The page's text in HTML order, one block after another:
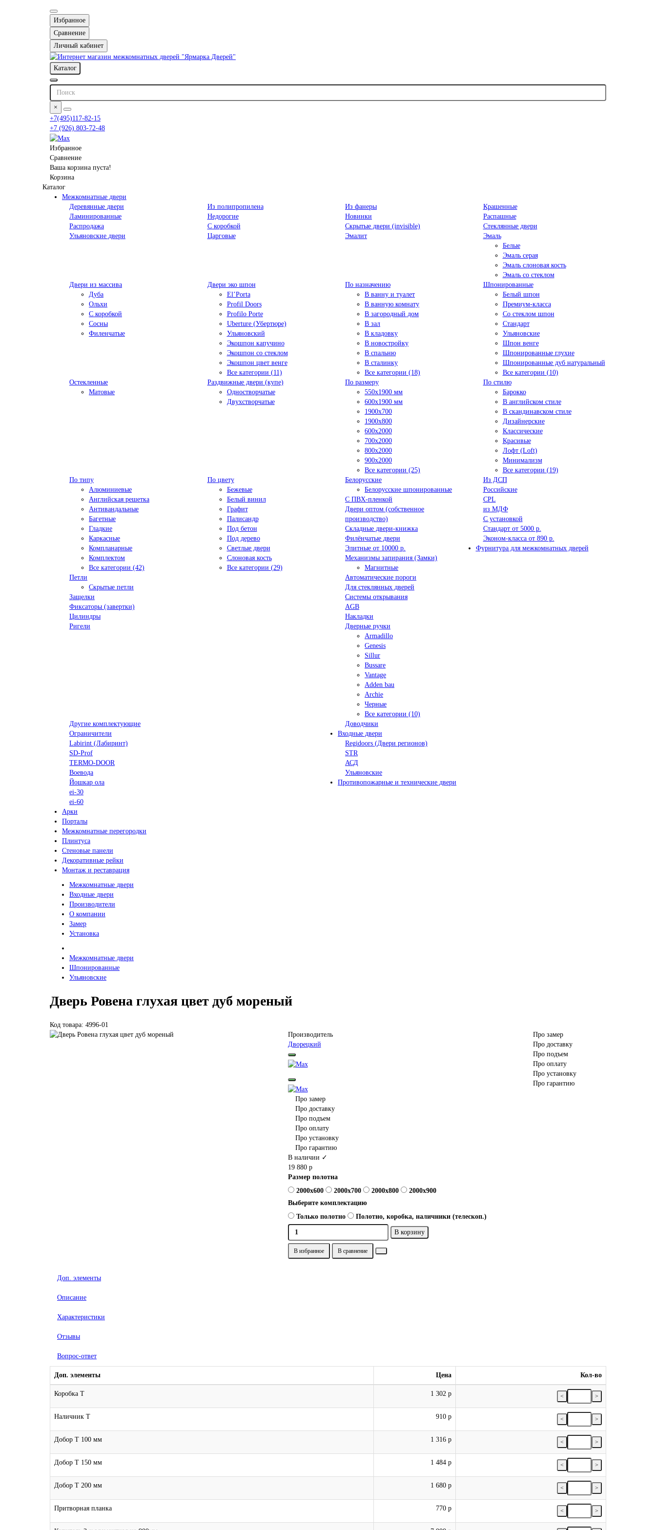
Избранное
Сравнение
Личный кабинет
Каталог
×
+7(495)117-82-15
+7 (926) 803-72-48
Избранное
Сравнение
Ваша корзина пуста!
Корзина
Каталог
Межкомнатные двери
Деревянные двери
Из полипропилена Из фанеры
Крашенные
Ламинированные
Недорогие Новинки
Распашные
Распродажа
С коробкой Скрытые двери (invisible)
Стеклянные двери
Ульяновские двери
Царговые Эмалит
Эмаль
Белые
Эмаль серая
Эмаль слоновая кость
Эмаль со стеклом
Двери из массива
Дуба
Ольхи
С коробкой
Сосны
Филенчатые
Двери эко шпон
El’Porta
Profil Doors
Profilo Porte
Uberture (Убертюре)
Ульяновский
Экошпон капучино
Экошпон со стеклом
Экошпон цвет венге
Все категории (11)
По назначению
В ванну и туалет
В ванную комнату
В загородный дом
В зал
В кладовку
В новостройку
В спальню
В сталинку
Все категории (18)
Шпонированные
Белый шпон
Премиум-класса
Со стеклом шпон
Стандарт
Ульяновские
Шпон венге
Шпонированные глухие
Шпонированные дуб натуральный
Все категории (10)
Остекленные
Матовые
Раздвижные двери (купе)
Одностворчатые
Двухстворчатые
По размеру
550x1900 мм
600x1900 мм
1900х700
1900х800
600x2000
700x2000
800x2000
900x2000
Все категории (25)
По стилю
Барокко
В английском стиле
В скандинавском стиле
Дизайнерские
Классические
Красивые
Лофт (Loft)
Минимализм
Все категории (19)
По типу
Алюминиевые
Английская решетка
Антивандальные
Багетные
Гладкие
Каркасные
Компланарные
Комплектом
Все категории (42)
По цвету
Бежевые
Белый винил
Графит
Палисандр
Под бетон
Под дерево
Светлые двери
Слоновая кость
Все категории (29)
Белорусские
Белорусские шпонированные
Из ДСП
Российские
C ПВХ-пленкой
CPL
Двери оптом (собственное
производство)
из МДФ
С установкой
Складные двери-книжка
Стандарт от 5000 р.
Филёнчатые двери
Эконом-класса от 890 р.
Элитные от 10000 р.
Фурнитура для межкомнатных дверей
Механизмы запирания (Замки)
Магнитные
Петли
Скрытые петли
Автоматические пороги
Для стеклянных дверей
Защелки
Системы открывания
Фиксаторы (завертки)
AGB
Цилиндры
Накладки
Ригели
Дверные ручки
Armadillo
Genesis
Sillur
Bussare
Vantage
Adden bau
Archie
Черные
Все категории (10)
Другие комплектующие
Доводчики
Ограничители
Входные двери
Labirint (Лабиринт)
Regidoors (Двери регионов)
SD-Prof
STR
TERMO-DOOR
АСД
Воевода
Ульяновские
Йошкар ола
Противопожарные и технические двери
ei-30
ei-60
Арки
Порталы
Межкомнатные перегородки
Плинтуса
Стеновые панели
Декоративные рейки
Монтаж и реставрация
Межкомнатные двери
Входные двери
Производители
О компании
Замер
Установка
Межкомнатные двери
Шпонированные
Ульяновские
Дверь Ровена глухая цвет дуб мореный
Код товара: 4996-01
Производитель
Дворецкий
Про замер
Про доставку
Про подъем
Про оплату
Про установку
Про гарантию
В наличии ✓
19 880 р
Размер полотна
2000x600
2000x700 2000x800
2000x900
Выберите комплектацию
Только полотно
Полотно, коробка, наличники (телескоп.)
В корзину
В избранное В сравнение
Про замер
Про доставку
Про подъем
Про оплату
Про установку
Про гарантию
Доп. элементы
Описание
Характеристики
Отзывы
Вопрос-ответ
Доп. элементы Цена Кол-во
Коробка Т 1 302 р < >
Наличник Т 910 р < >
Добор Т 100 мм 1 316 р < >
Добор Т 150 мм 1 484 р < >
Добор Т 200 мм 1 680 р < >
Притворная планка 770 р < >